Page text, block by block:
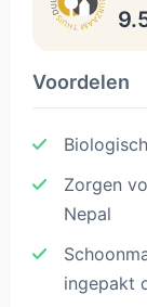
Voordelen
Biologisch
Zorgen
Nepal
ingepakt